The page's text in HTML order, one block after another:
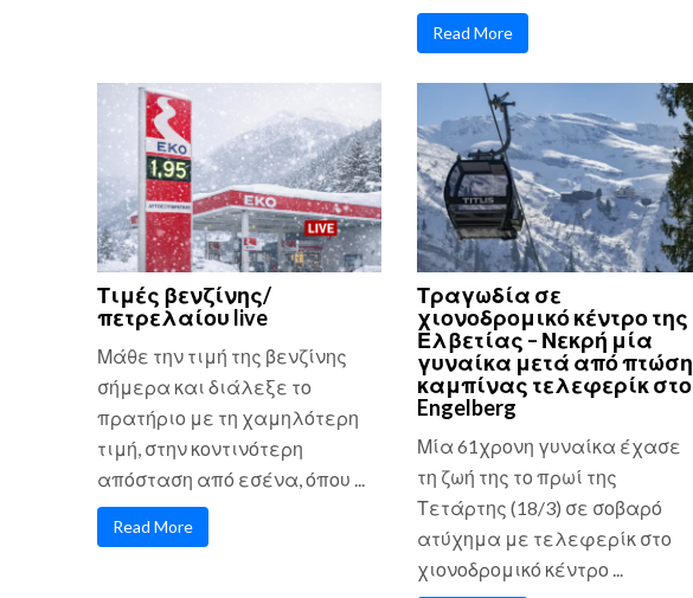
Read More
Τιμές βενζίνης/
πετρελαίου live
Μάθε την τιμή της βενζίνης
σήμερα και διάλεξε το
πρατήριο με τη χαμηλότερη
τιμή, στην κοντινότερη
απόσταση από εσένα, όπου ...
Read More
Τραγωδία σε
χιονοδρομικό κέντρο της
Ελβετίας – Νεκρή μία
γυναίκα μετά από πτώση
καμπίνας τελεφερίκ στο
Engelberg
Μία 61χρονη γυναίκα έχασε
τη ζωή της το πρωί της
Τετάρτης (18/3) σε σοβαρό
ατύχημα με τελεφερίκ στο
χιονοδρομικό κέντρο ...